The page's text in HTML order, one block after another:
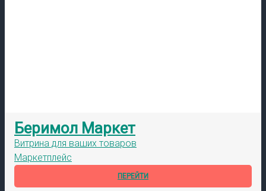
Беримол Маркет
Витрина для ваших товаров
Маркетплейс
ПЕРЕЙТИ